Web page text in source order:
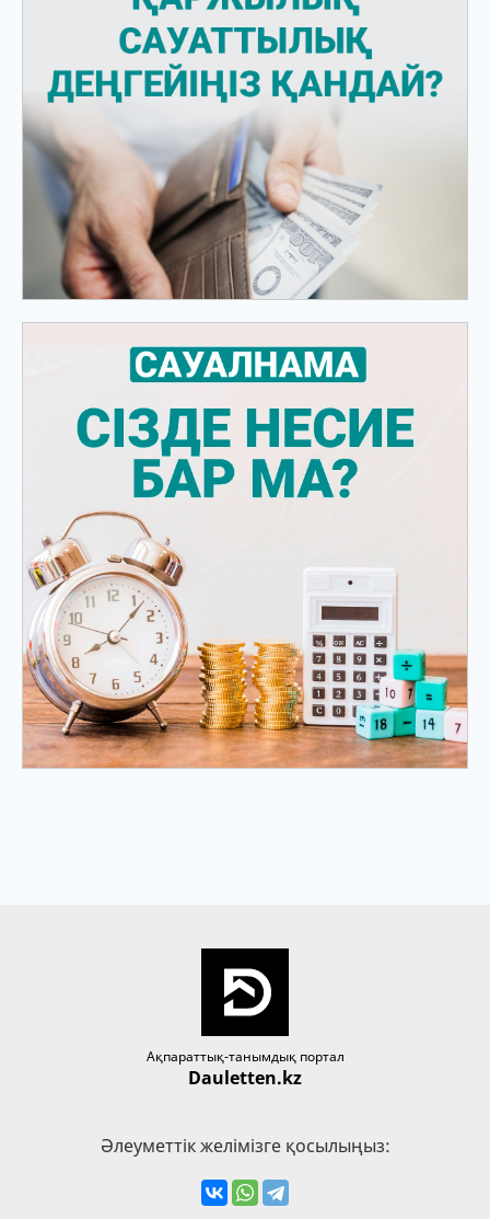
Ақпараттық-танымдық портал
Dauletten.kz
Әлеуметтік желімізге қосылыңыз: